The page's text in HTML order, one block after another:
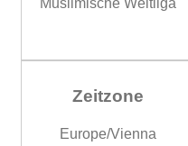
Zeitzone
Europe/Vienna